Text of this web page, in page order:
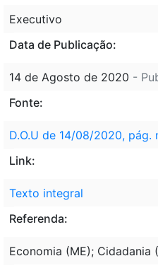
Executivo
Data de Publicação:
14 de Agosto de 2020 -
Fonte:
D.O.U de 14/08/2020, pág.
Link:
Texto integral
Referenda:
Economia (ME); Cidadania